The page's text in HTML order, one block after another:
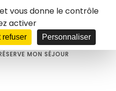
vous donne le contrôle
activer
refuser Personnaliser
MON SÉJOUR